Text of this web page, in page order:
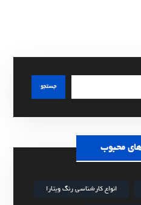
جستجو
محبوب
انواع کارشناسی رنگ ویتارا